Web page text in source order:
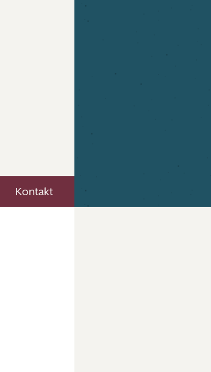
Kontakt